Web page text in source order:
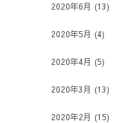
2020年6月 (13)
2020年5月 (4)
2020年4月 (5)
2020年3月 (13)
2020年2月 (15)